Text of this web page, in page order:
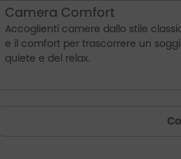
Camera Comfort
Accoglienti camere dallo stile
e il comfort per trascorrere un
quiete e del relax.